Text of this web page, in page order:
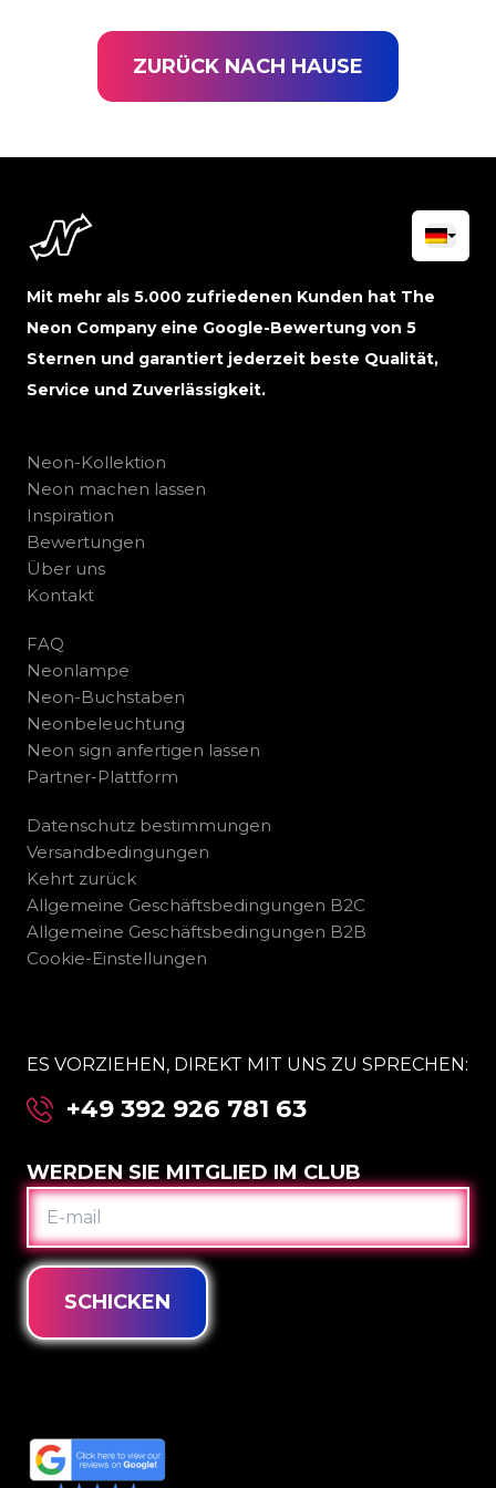
ZURÜCK NACH HAUSE
Mit mehr als 5.000 zufriedenen Kunden hat The
Neon Company eine Google-Bewertung von 5
Sternen und garantiert jederzeit beste Qualität,
Service und Zuverlässigkeit.
Neon-Kollektion
Neon machen lassen
Inspiration
Bewertungen
Über uns
Kontakt
FAQ
Neonlampe
Neon-Buchstaben
Neonbeleuchtung
Neon sign anfertigen lassen
Partner-Plattform
Datenschutz bestimmungen
Versandbedingungen
Kehrt zurück
Allgemeine Geschäftsbedingungen B2C
Allgemeine Geschäftsbedingungen B2B
Cookie-Einstellungen
ES VORZIEHEN, DIREKT MIT UNS ZU SPRECHEN:
+49 392 926 781 63
WERDEN SIE MITGLIED IM CLUB
E-
MAIL
SCHICKEN